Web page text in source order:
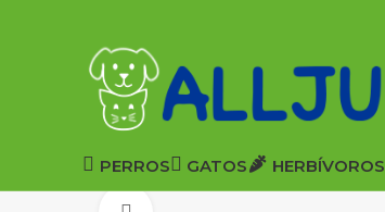
PERROS GATOS HERBÍVOROS